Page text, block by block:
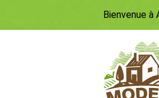
Bienvenue à